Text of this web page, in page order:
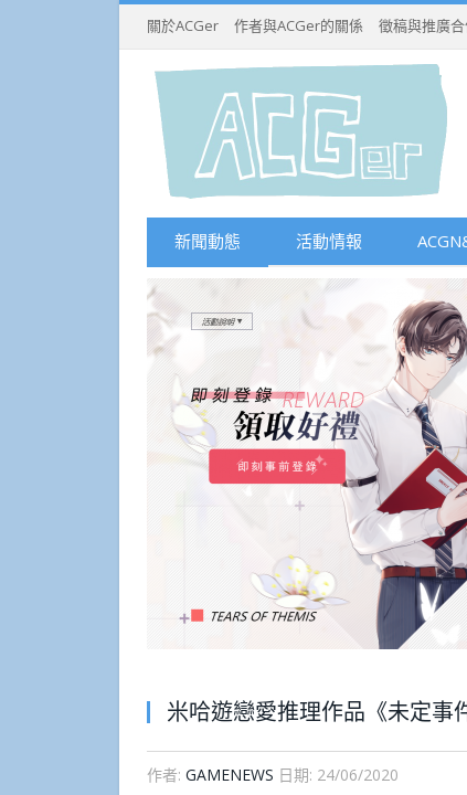
關於ACGer 作者與ACGer的關係 徵稿與推廣
新聞動態 活動情報
米哈遊戀愛推理作品《未定事
作者: GAMENEWS 日期: 24/06/2020